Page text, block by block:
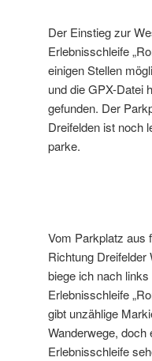
Der Einstieg zur
Erlebnisschleife
einigen Stellen
und die GPX-Datei
gefunden. Der
Dreifelden ist noch
parke.
Vom Parkplatz aus
Richtung
biege ich nach
Erlebnisschleife
gibt unzählige
Wanderwege,
Erlebnisschleife